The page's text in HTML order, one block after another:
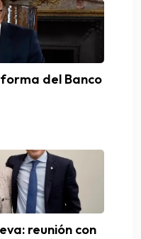
del Banco
reunión con